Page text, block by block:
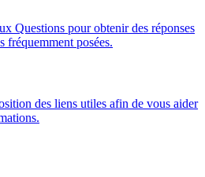
Questions pour obtenir des réponses
fréquemment posées.
des liens utiles afin de vous aider